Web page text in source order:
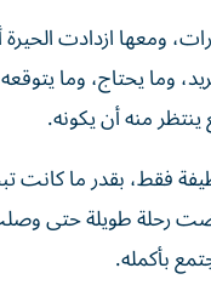
ومعها ازدادت
وما يحتاج، وما
ينتظر منه أن يكونه.
فقط، بقدر ما
خاضت رحلة طويلة حتى
بأكمله.